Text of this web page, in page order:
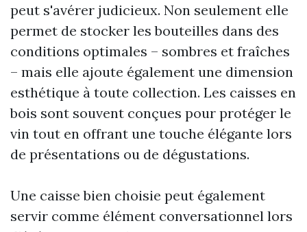
peut s'avérer judicieux. Non seulement elle
permet de stocker les bouteilles dans des
conditions optimales – sombres et fraîches
– mais elle ajoute également une dimension
esthétique à toute collection. Les caisses en
bois sont souvent conçues pour protéger le
vin tout en offrant une touche élégante lors
de présentations ou de dégustations.
Une caisse bien choisie peut également
servir comme élément conversationnel lors